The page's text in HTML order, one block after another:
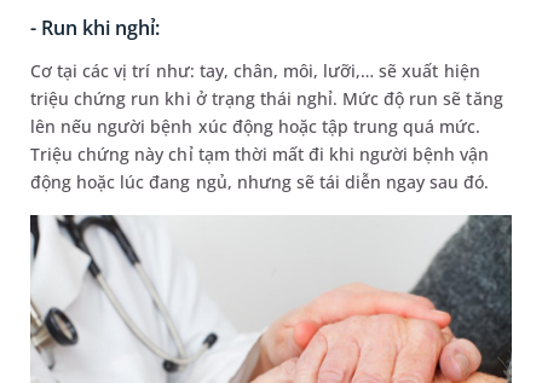
- Run khi nghỉ:
Cơ tại các vị trí như: tay, chân, môi, lưỡi,… sẽ xuất hiện
triệu chứng run khi ở trạng thái nghỉ. Mức độ run sẽ tăng
lên nếu người bệnh xúc động hoặc tập trung quá mức.
Triệu chứng này chỉ tạm thời mất đi khi người bệnh vận
động hoặc lúc đang ngủ, nhưng sẽ tái diễn ngay sau đó.